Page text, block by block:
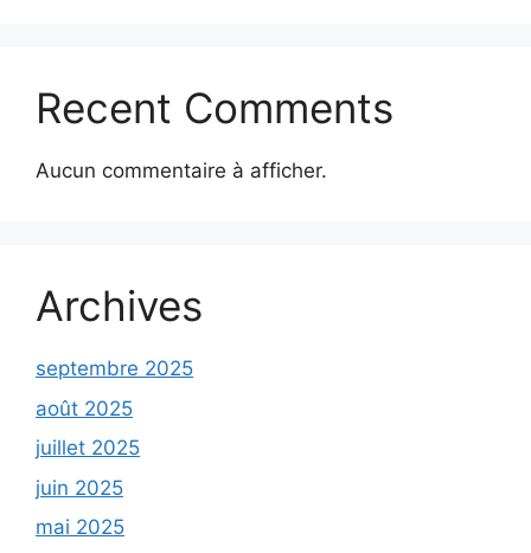
Recent Comments
Aucun commentaire à afficher.
Archives
septembre 2025
août 2025
juillet 2025
juin 2025
mai 2025